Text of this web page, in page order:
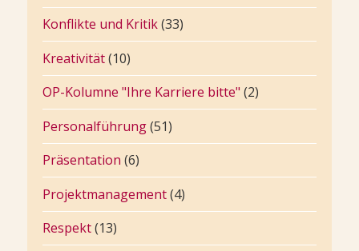
Konflikte und Kritik(33)
Kreativität(10)
OP-Kolumne "Ihre Karriere bitte" (2)
Personalführung(51)
Präsentation (6)
Projektmanagement(4)
Respekt(13)